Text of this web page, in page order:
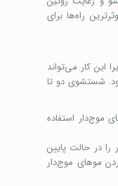
راه‌ها برای
این کار می‌تواند
شستشوی دو تا
موج‌دار استفاده
را در حالت پایین
موهای موج‌دار